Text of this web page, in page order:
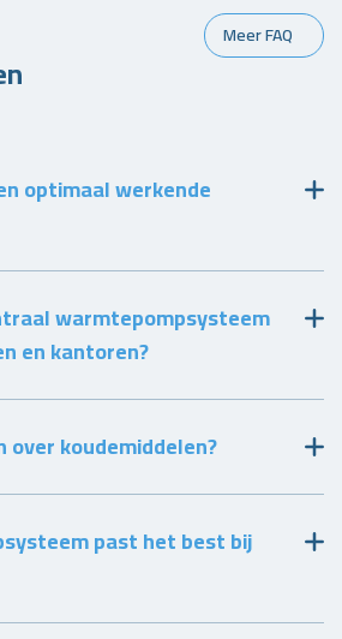
Meer FAQ
optimaal werkende
warmtepompsysteem
en kantoren?
koudemiddelen?
past het best bij